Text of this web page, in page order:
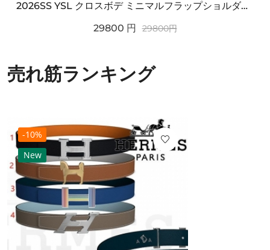
2026SS YSL クロスボデ ミニマルフラップショルダー SAINT LAURENT サンロ...
29800 円 29800円
売れ筋ランキング
-10%
New